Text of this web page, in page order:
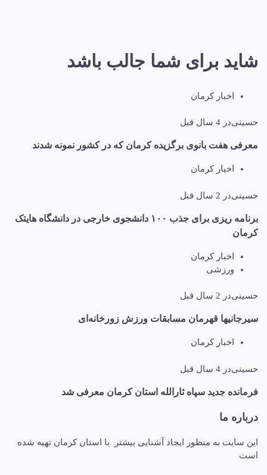
شاید برای شما جالب باشد
اخبار کرمان
حسینیدر 4 سال قبل
معرفی هفت بانوی برگزیده کرمان که در کشور نمونه شدند
اخبار کرمان
حسینیدر 2 سال قبل
برنامه ریزی برای جذب ١٠٠ دانشجوی خارجی در دانشگاه هایتک
کرمان
اخبار کرمان
ورزشی
حسینیدر 2 سال قبل
سیرجانیها قهرمان مسابقات ورزش‌ زورخانه‌ای
اخبار کرمان
حسینیدر 4 سال قبل
فرمانده جدید سپاه ثارالله استان کرمان معرفی شد
درباره ما
این سایت به منظور ایجاد آشنایی بیشتر با استان کرمان تهیه شده
است